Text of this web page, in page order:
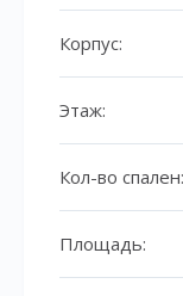
Корпус:
Этаж:
Кол-во спален:
Площадь: